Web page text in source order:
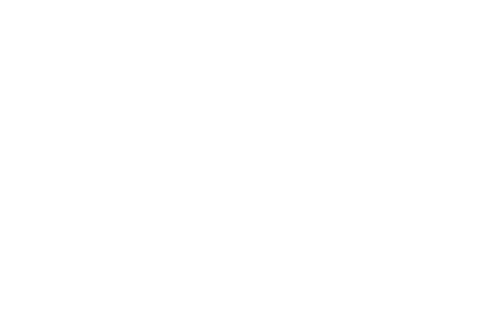
社の共同利用者
とをご了承くだ
はありません。
品に未対応品が
年1月12日よ